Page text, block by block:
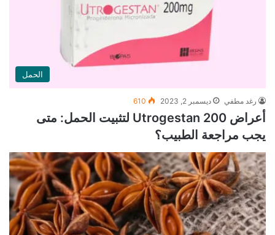
الحمل
رغد مطفي ديسمبر 2, 2023 610
أعراض Utrogestan 200 لتثبيت الحمل: متى
يجب مراجعة الطبيب؟